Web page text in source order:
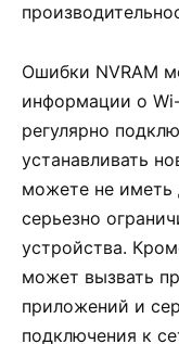
Ошибки NVRAM
информации о
регулярно
устанавливать
можете не иметь
серьезно
устройства.
может вызвать
приложений и
подключения к